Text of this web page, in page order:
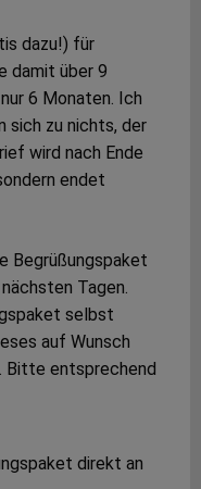
dazu!) für
damit über 9
6 Monaten. Ich
sich zu nichts, der
wird nach Ende
endet
Begrüßungspaket
Tagen.
selbst
auf Wunsch
Bitte entsprechend
direkt an